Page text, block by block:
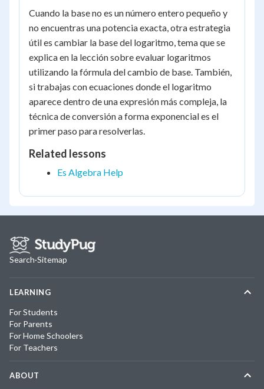
Cuando la base no es un número entero pequeño y
no encuentras una potencia exacta, otra estrategia
útil es cambiar la base del logaritmo, tema que se
explica en la lección sobre evaluar logaritmos
utilizando la fórmula del cambio de base. También,
si trabajas con ecuaciones donde el logaritmo
aparece dentro de una expresión más compleja, la
técnica de conversión a forma exponencial es el
primer paso para resolverlas.
Related lessons
Es Algebra Help
Search·Sitemap
LEARNING
For Students
For Parents
For Home Schoolers
For Teachers
ABOUT